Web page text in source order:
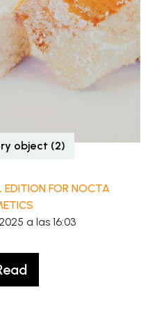
object (2)
EDITION FOR NOCTA
a las 16:03